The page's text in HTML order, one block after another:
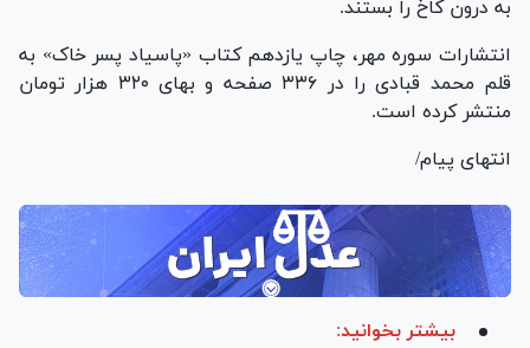
به درون کاخ را بستند.
انتشارات سوره مهر، چاپ یازدهم کتاب «پاسیاد پسر خاک» به
قلم محمد قبادی را در ۳۳۶ صفحه و بهای ۳۲۰ هزار تومان
منتشر کرده است.
انتهای پیام/
بیشتر بخوانید: